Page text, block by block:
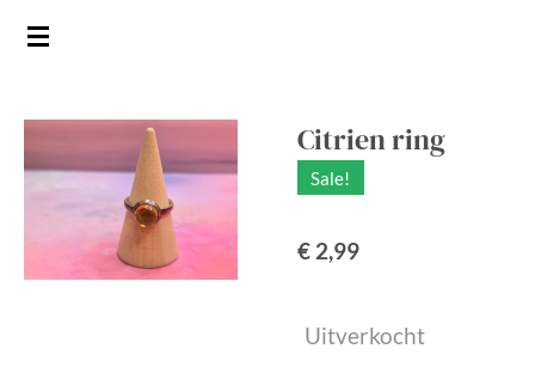
Ga
de
hoofdinhoud
Citrien ring
Sale!
€ 2,99
Uitverkocht